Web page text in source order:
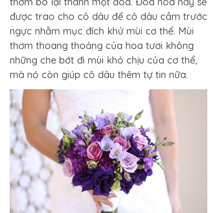
được trao cho cô dâu để cô dâu cầm trước
ngực nhằm mục đích khử mùi cơ thể. Mùi
thơm thoang thoảng của hoa tươi không
những che bớt đi mùi khó chịu của cơ thể,
mà nó còn giúp cô dâu thêm tự tin nữa.